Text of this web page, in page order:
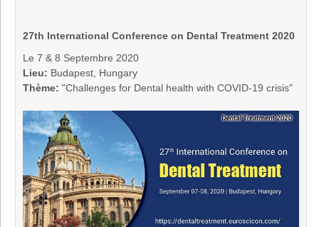
27th International Conference on Dental Treatment 2020
Le 7 & 8 Septembre 2020
Lieu: Budapest, Hungary
Thème: "Challenges for Dental health with COVID-19 crisis"